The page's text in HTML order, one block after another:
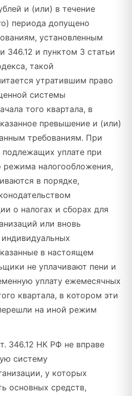
и (или) в течение
периода допущено
установленным
346.12 и пунктом 3 статьи
такой
утратившим право
системы
того квартала, в
превышение и (или)
требованиям. При
уплате при
режима налогообложения,
в порядке,
о налогах и сборах для
или вновь
в настоящем
не уплачивают пени и
уплату ежемесячных
квартала, в котором эти
на иной режим
346.12 НК РФ не вправе
систему
у которых
основных средств,